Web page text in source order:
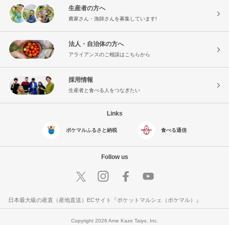
生産者の方へ
農家さん・漁師さんを募集しています!
法人・自治体の方へ
アライアンスのご相談はこちらから
採用情報
生産者と食べる人をつなぎたい
Links
ポケマルふるさと納税 食べる通信
Follow us
日本最大級の産直（産地直送）ECサイト『ポケットマルシェ（ポケマル）』
Copyright 2026 Ame Kaze Taiyo, Inc.